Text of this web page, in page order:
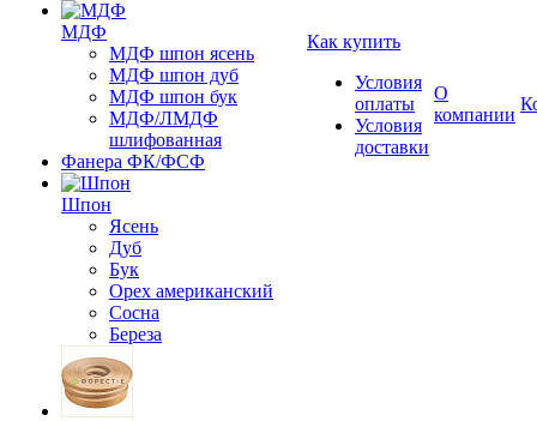
МДФ
МДФ шпон ясень
МДФ шпон дуб
МДФ шпон бук
МДФ/ЛМДФ
шлифованная
Фанера ФК/ФСФ
Шпон
Ясень
Дуб
Бук
Орех американский
Сосна
Береза
Как купить
Условия
оплаты
Условия
доставки
О
компании